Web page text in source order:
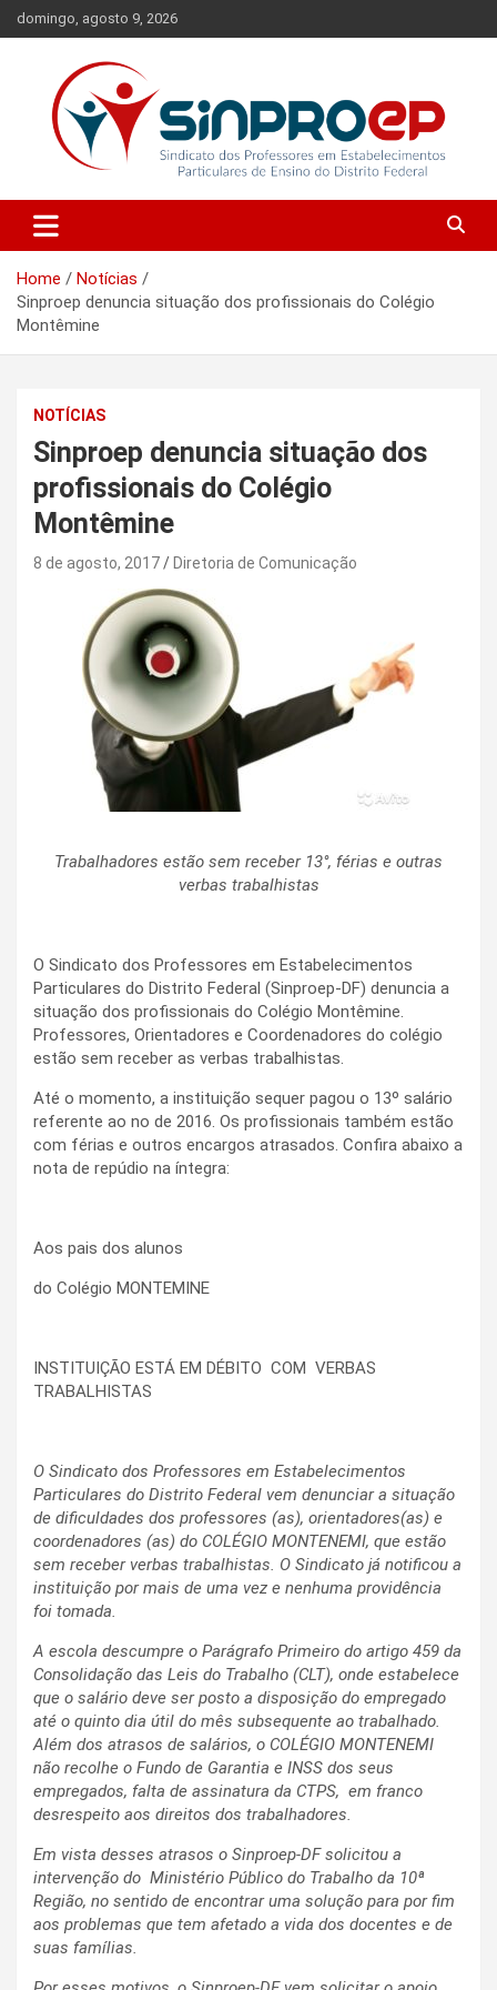
Skip
to
domingo, agosto 9, 2026
Sinproep-DF
Ensino do Distrito Federal
Home
Notícias
Sinproep denuncia situação dos profissionais do Colégio
Montêmine
NOTÍCIAS
Sinproep denuncia situação dos
profissionais do Colégio
Montêmine
8 de agosto, 2017 Diretoria de Comunicação
Trabalhadores estão sem receber 13°, férias e outras
verbas trabalhistas
O Sindicato dos Professores em Estabelecimentos
Particulares do Distrito Federal (Sinproep-DF) denuncia a
situação dos profissionais do Colégio Montêmine.
Professores, Orientadores e Coordenadores do colégio
estão sem receber as verbas trabalhistas.
Até o momento, a instituição sequer pagou o 13º salário
referente ao no de 2016. Os profissionais também estão
com férias e outros encargos atrasados. Confira abaixo a
nota de repúdio na íntegra:
Aos pais dos alunos
do Colégio MONTEMINE
INSTITUIÇÃO ESTÁ EM DÉBITO COM VERBAS
TRABALHISTAS
O Sindicato dos Professores em Estabelecimentos
Particulares do Distrito Federal vem denunciar a situação
de dificuldades dos professores (as), orientadores(as) e
coordenadores (as) do COLÉGIO MONTENEMI, que estão
sem receber verbas trabalhistas. O Sindicato já notificou a
instituição por mais de uma vez e nenhuma providência
foi tomada.
A escola descumpre o Parágrafo Primeiro do artigo 459 da
Consolidação das Leis do Trabalho (CLT), onde estabelece
que o salário deve ser posto a disposição do empregado
até o quinto dia útil do mês subsequente ao trabalhado.
Além dos atrasos de salários, o COLÉGIO MONTENEMI
não recolhe o Fundo de Garantia e INSS dos seus
empregados, falta de assinatura da CTPS, em franco
desrespeito aos direitos dos trabalhadores.
Em vista desses atrasos o Sinproep-DF solicitou a
intervenção do Ministério Público do Trabalho da 10ª
Região, no sentido de encontrar uma solução para por fim
aos problemas que tem afetado a vida dos docentes e de
suas famílias.